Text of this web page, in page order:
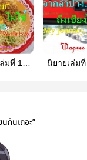
มที่ 14:
นิยายเล่ม
กันเถอะ”